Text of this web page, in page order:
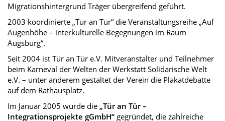
Migrationshintergrund Träger übergreifend geführt.
2003 koordinierte „Tür an Tür“ die Veranstaltungsreihe „Auf
Augenhöhe – interkulturelle Begegnungen im Raum
Augsburg“.
Seit 2004 ist Tür an Tür e.V. Mitveranstalter und Teilnehmer
beim Karneval der Welten der Werkstatt Solidarische Welt
e.V. – unter anderem gestaltet der Verein die Plakatdebatte
auf dem Rathausplatz.
Im Januar 2005 wurde die „Tür an Tür –
Integrationsprojekte gGmbH“ gegründet, die zahlreiche